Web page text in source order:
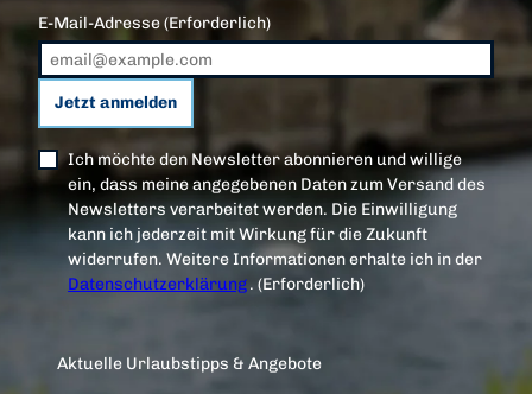
E-Mail-Adresse(Erforderlich)
Jetzt anmelden
Ich möchte den Newsletter abonnieren und willige
ein, dass meine angegebenen Daten zum Versand des
Newsletters verarbeitet werden. Die Einwilligung
kann ich jederzeit mit Wirkung für die Zukunft
widerrufen. Weitere Informationen erhalte ich in der
Datenschutzerklärung.(Erforderlich)
Aktuelle Urlaubstipps & Angebote